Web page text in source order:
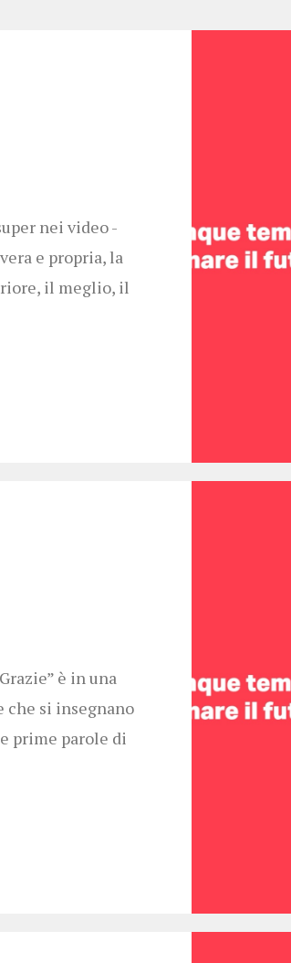
nei video -
e propria, la
il meglio, il
è in una
che si insegnano
prime parole di